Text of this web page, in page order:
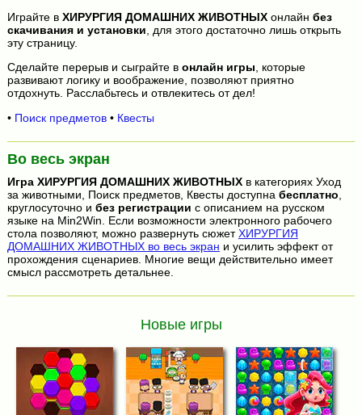
Играйте в ХИРУРГИЯ ДОМАШНИХ ЖИВОТНЫХонлайн без
скачивания и установки , для этого достаточно лишь открыть
эту страницу.
Сделайте перерыв и сыграйте в онлайн игры, которые
развивают логику и воображение, позволяют приятно
отдохнуть. Расслабьтесь и отвлекитесь от дел!
• Поиск предметов• Квесты
Во весь экран
Игра ХИРУРГИЯ ДОМАШНИХ ЖИВОТНЫХв категориях Уход
за животными, Поиск предметов, Квесты доступна бесплатно
круглосуточно и без регистрации с описанием на русском
языке на Min2Win. Если возможности электронного рабочего
стола позволяют, можно развернуть сюжетХИРУРГИЯ
ДОМАШНИХ ЖИВОТНЫХ во весь экран и усилить эффект от
прохождения сценариев. Многие вещи действительно имеет
смысл рассмотреть детальнее.
Новые игры